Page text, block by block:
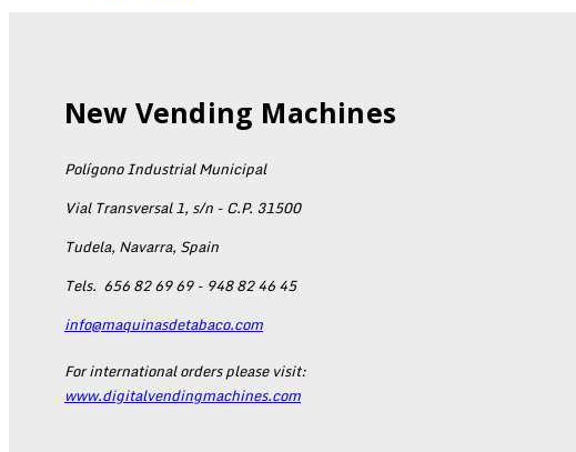
New Vending Machines
Polígono Industrial Municipal
Vial Transversal 1, s/n - C.P. 31500
Tudela, Navarra, Spain
Tels. 656 82 69 69 - 948 82 46 45
info@maquinasdetabaco.com
For international orders please visit:
www.digitalvendingmachines.com